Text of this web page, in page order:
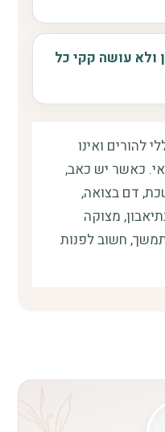
ולא עושה קקי כל
להורים ואינו
כאשר יש כאב,
דם בצואה,
מצוקה
חשוב לפנות